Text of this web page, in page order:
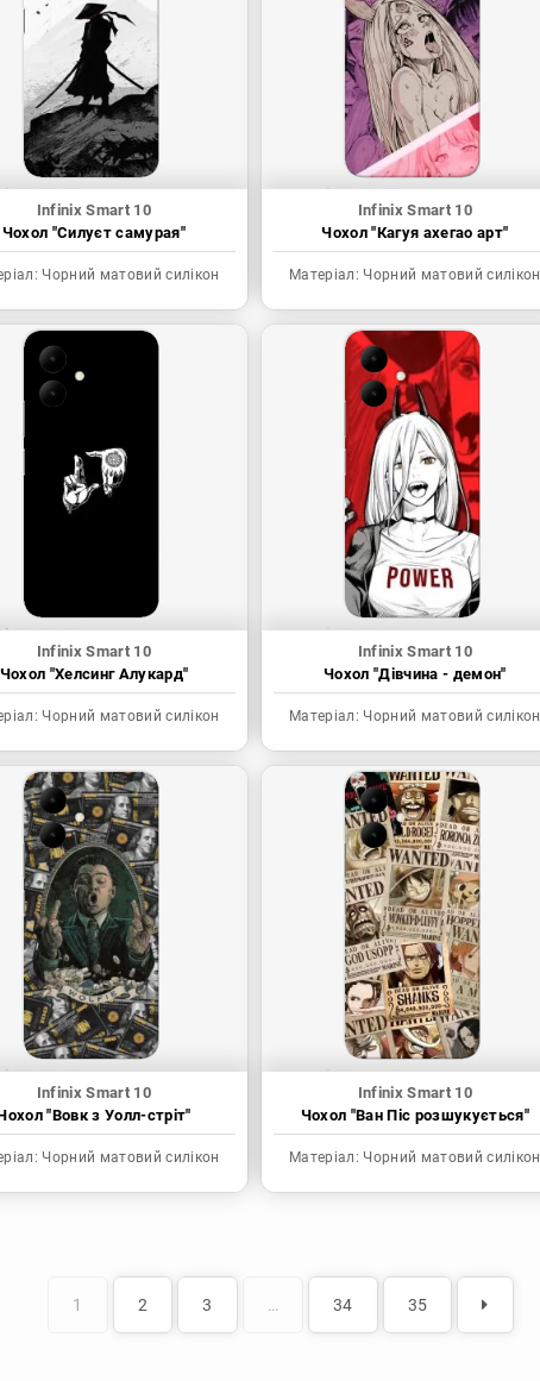
Infinix Smart 10
Чохол "Силуєт самурая"
Чорний матовий силікон
Infinix Smart 10
Чохол "Кагуя ахегао арт"
Матеріал: Чорний матовий силікон
Infinix Smart 10
Чохол "Хелсинг Алукард"
Чорний матовий силікон
Infinix Smart 10
Чохол "Дівчина - демон"
Матеріал: Чорний матовий силікон
Infinix Smart 10
"Вовк з Уолл-стріт"
Чорний матовий силікон
Infinix Smart 10
Чохол "Ван Піс розшукується"
Матеріал: Чорний матовий силікон
1 2 3 … 34 35